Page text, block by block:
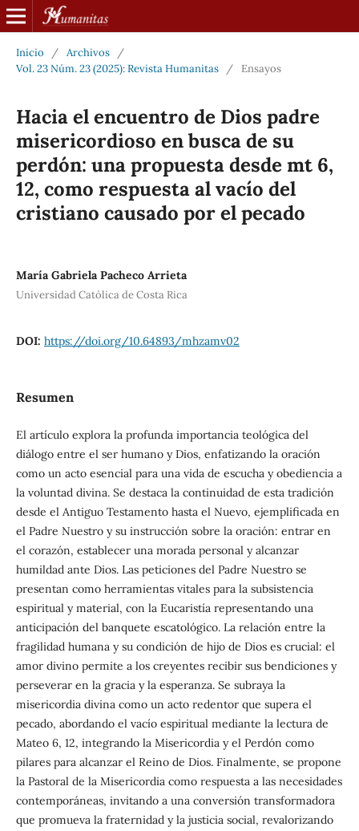
Inicio / Archivos
/
Vol. 23 Núm. 23 (2025): Revista Humanitas
/ Ensayos
Hacia el encuentro de Dios padre
misericordioso en busca de su
perdón: una propuesta desde mt 6,
12, como respuesta al vacío del
cristiano causado por el pecado
María Gabriela Pacheco Arrieta
Universidad Católica de Costa Rica
DOI: https://doi.org/10.64893/mhzamv02
Resumen
El artículo explora la profunda importancia teológica del
diálogo entre el ser humano y Dios, enfatizando la oración
como un acto esencial para una vida de escucha y obediencia a
la voluntad divina. Se destaca la continuidad de esta tradición
desde el Antiguo Testamento hasta el Nuevo, ejemplificada en
el Padre Nuestro y su instrucción sobre la oración: entrar en
el corazón, establecer una morada personal y alcanzar
humildad ante Dios. Las peticiones del Padre Nuestro se
presentan como herramientas vitales para la subsistencia
espiritual y material, con la Eucaristía representando una
anticipación del banquete escatológico. La relación entre la
fragilidad humana y su condición de hijo de Dios es crucial: el
amor divino permite a los creyentes recibir sus bendiciones y
perseverar en la gracia y la esperanza. Se subraya la
misericordia divina como un acto redentor que supera el
pecado, abordando el vacío espiritual mediante la lectura de
Mateo 6, 12, integrando la Misericordia y el Perdón como
pilares para alcanzar el Reino de Dios. Finalmente, se propone
la Pastoral de la Misericordia como respuesta a las necesidades
contemporáneas, invitando a una conversión transformadora
que promueva la fraternidad y la justicia social, revalorizando